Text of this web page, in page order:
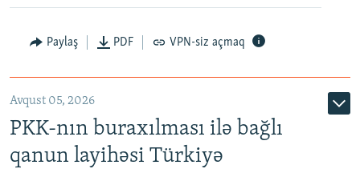
Paylaş PDF VPN-siz açmaq
Avqust 05, 2026
PKK-nın buraxılması ilə bağlı
qanun layihəsi Türkiyə